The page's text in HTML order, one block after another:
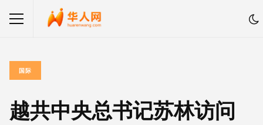
国际
越共中央总书记苏林访问